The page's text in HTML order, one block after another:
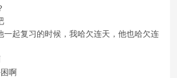
一起复习的时候，我哈欠连天，他也哈欠连
啊